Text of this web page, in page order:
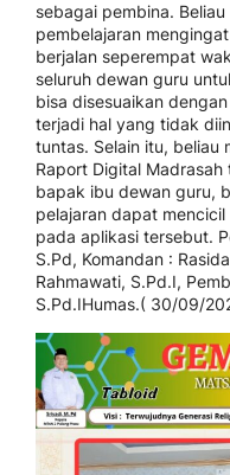
sebagai pembina.
pembelajaran
berjalan seperempat
seluruh dewan guru
bisa disesuaikan
terjadi hal yang tidak
tuntas. Selain itu, beliau
Raport Digital
bapak ibu dewan guru,
pelajaran dapat
pada aplikasi tersebut.
S.Pd, Komandan :
Rahmawati, S.Pd.I,
S.Pd.IHumas.( 30/09/